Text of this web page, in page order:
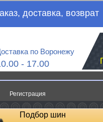
доставка, возврат
по Воронежу
- 17.00
Регистрация
Подбор шин